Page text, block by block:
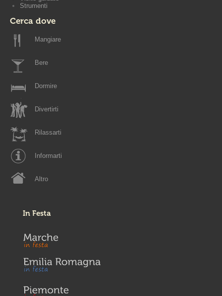
Strumenti
Cerca dove
Mangiare
Bere
Dormire
Divertirti
Rilassarti
Informarti
Altro
In Festa